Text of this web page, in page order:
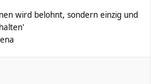
wird belohnt, sondern einzig und